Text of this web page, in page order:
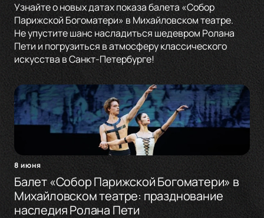
Узнайте о новых датах показа балета «Собор
Парижской Богоматери» в Михайловском театре.
Не упустите шанс насладиться шедевром Ролана
Пети и погрузиться в атмосферу классического
искусства в Санкт-Петербурге!
8 июня
Балет «Собор Парижской Богоматери» в
Михайловском театре: празднование
наследия Ролана Пети